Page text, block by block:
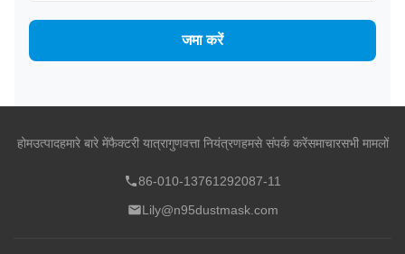
जमा करें
होमउत्पादहमारे बारे मेंफैक्टरी यात्रागुणवत्ता नियंत्रणहमसे संपर्क करेंसमाचारसभी मामलों
86-010-13761292087-11
Lily@n95dustmask.com